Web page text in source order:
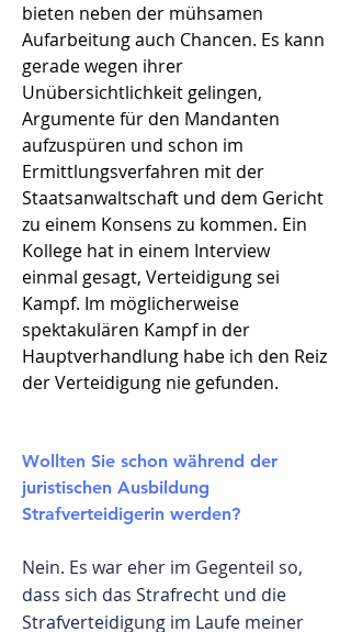
bieten neben der mühsamen
Aufarbeitung auch Chancen. Es kann
gerade wegen ihrer
Unübersichtlichkeit gelingen,
Argumente für den Mandanten
aufzuspüren und schon im
Ermittlungsverfahren mit der
Staatsanwaltschaft und dem Gericht
zu einem Konsens zu kommen. Ein
Kollege hat in einem Interview
einmal gesagt, Verteidigung sei
Kampf. Im möglicherweise
spektakulären Kampf in der
Hauptverhandlung habe ich den Reiz
der Verteidigung nie gefunden.
Wollten Sie schon während der
juristischen Ausbildung
Strafverteidigerin werden?
Nein. Es war eher im Gegenteil so,
dass sich das Strafrecht und die
Strafverteidigung im Laufe meiner